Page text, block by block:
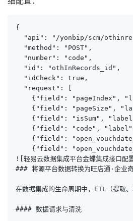
{
"api": "/yonbip/scm/
  "method": "POST",
  "number": "code",
  "id": "othInRecords_id",
  "idCheck": true,
  "request": [
{"field": "pageIndex",
{"field": "pageSize",
{"field": "isSum",
{"field": "code",
{"field":
{"field":
![轻易云数据集成平台金蝶集成
### 将源平台数据转换为旺店通·企业
在数据集成的生命周期中，ETL（提取
#### 数据请求与清洗